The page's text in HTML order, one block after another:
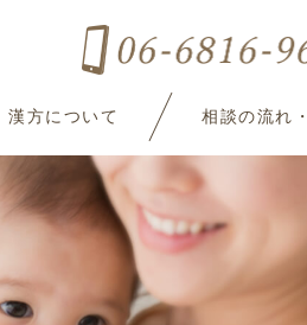
相談の流れ
漢方について